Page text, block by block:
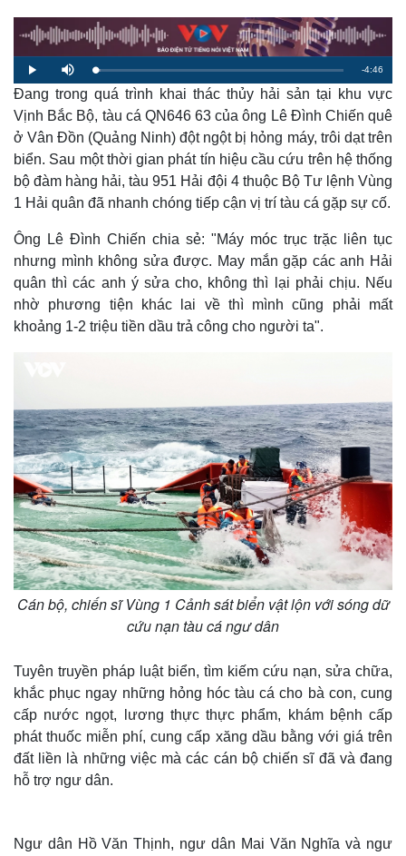
P
l
a
y
M
u
t
e
L
o
a
d
2
.
1
5
R
a
n
n
g
-4:46
Đang trong quá trình khai thác thủy hải sản tại khu vực
Vịnh Bắc Bộ, tàu cá QN646 63 của ông Lê Đình Chiến quê
ở Vân Đồn (Quảng Ninh) đột ngột bị hỏng máy, trôi dạt trên
biển. Sau một thời gian phát tín hiệu cầu cứu trên hệ thống
bộ đàm hàng hải, tàu 951 Hải đội 4 thuộc Bộ Tư lệnh Vùng
1 Hải quân đã nhanh chóng tiếp cận vị trí tàu cá gặp sự cố.
Ông Lê Đình Chiến chia sẻ: "Máy móc trục trặc liên tục
nhưng mình không sửa được. May mắn gặp các anh Hải
quân thì các anh ý sửa cho, không thì lại phải chịu. Nếu
nhờ phương tiện khác lai về thì mình cũng phải mất
khoảng 1-2 triệu tiền dầu trả công cho người ta".
Cán bộ, chiến sĩ Vùng 1 Cảnh sát biển vật lộn với sóng dữ
cứu nạn tàu cá ngư dân
Tuyên truyền pháp luật biển, tìm kiếm cứu nạn, sửa chữa,
khắc phục ngay những hỏng hóc tàu cá cho bà con, cung
cấp nước ngọt, lương thực thực phẩm, khám bệnh cấp
phát thuốc miễn phí, cung cấp xăng dầu bằng với giá trên
đất liền là những việc mà các cán bộ chiến sĩ đã và đang
hỗ trợ ngư dân.
Ngư dân Hồ Văn Thịnh, ngư dân Mai Văn Nghĩa và ngư